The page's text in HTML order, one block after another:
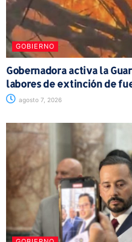
GOBIERNO
Gobernadora activa la
labores de extinción de
agosto 7, 2026